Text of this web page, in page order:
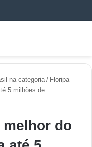
na categoria / Floripa
5 milhões de
do